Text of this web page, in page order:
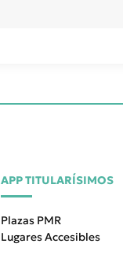
APP TITULARÍSIMOS
Plazas PMR
Lugares Accesibles